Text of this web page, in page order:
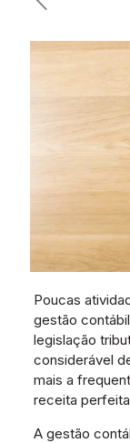
Poucas
gestão
legislação
considerável
mais a
receita
A gestão